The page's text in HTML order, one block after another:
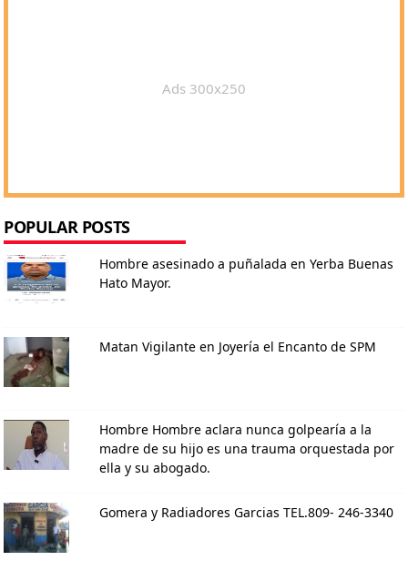
Ads 300x250
POPULAR POSTS
Hombre asesinado a puñalada en Yerba Buenas
Hato Mayor.
Matan Vigilante en Joyería el Encanto de SPM
Hombre Hombre aclara nunca golpearía a la
madre de su hijo es una trauma orquestada por
ella y su abogado.
Gomera y Radiadores Garcias TEL.809- 246-3340